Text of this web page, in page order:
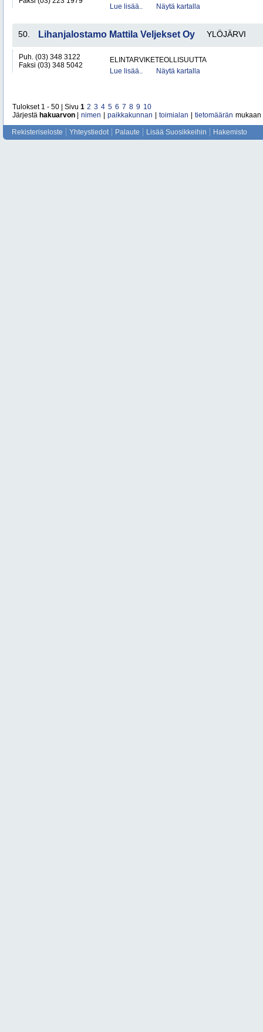
Lue lisää.. Näytä kartalla
50. Lihanjalostamo Mattila Veljekset Oy YLÖJÄRVI
Puh. (03) 348 3122
Faksi (03) 348 5042
ELINTARVIKETEOLLISUUTTA
Lue lisää..
Näytä kartalla
Tulokset 1 - 50 | Sivu 1 2 3 4 5 6 7 8 9 10
Järjestä hakuarvon nimen paikkakunnan toimialan tietomäärän mukaan
Rekisteriseloste Yhteystiedot Palaute Lisää Suosikkeihin Hakemisto